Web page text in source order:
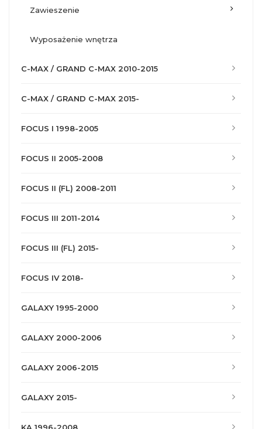
zawieszenie
wyposażenie wnętrza
C-MAX / GRAND C-MAX 2010-2015
C-MAX / GRAND C-MAX 2015-
FOCUS I 1998-2005
FOCUS II 2005-2008
FOCUS II (FL) 2008-2011
FOCUS III 2011-2014
FOCUS III (FL) 2015-
FOCUS IV 2018-
GALAXY 1995-2000
GALAXY 2000-2006
GALAXY 2006-2015
GALAXY 2015-